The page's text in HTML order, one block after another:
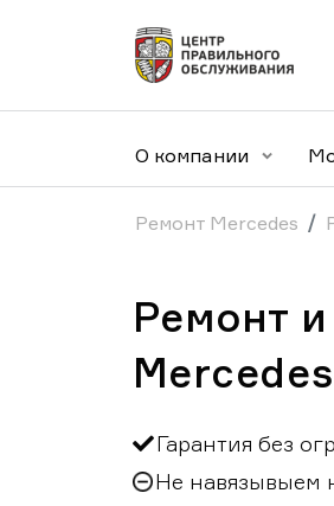
О компании
Ремонт Mercedes
Ремонт
Гарантия без
Не навязывыем